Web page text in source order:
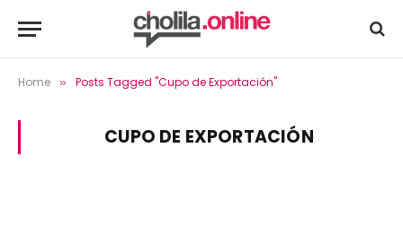
Home » Posts Tagged "Cupo de Exportación"
CUPO DE EXPORTACIÓN